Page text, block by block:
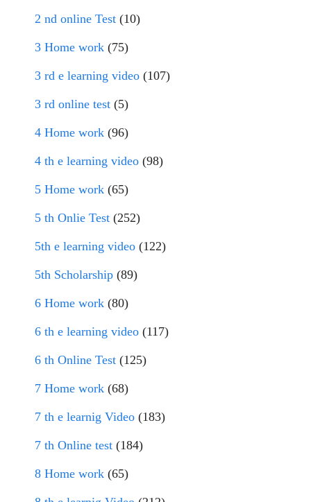
2 nd online Test (10)
3 Home work (75)
3 rd e learning video (107)
3 rd online test (5)
4 Home work (96)
4 th e learning video (98)
5 Home work (65)
5 th Onlie Test (252)
5th e learning video (122)
5th Scholarship (89)
6 Home work (80)
6 th e learning video (117)
6 th Online Test (125)
7 Home work (68)
7 th e learnig Video (183)
7 th Online test (184)
8 Home work (65)